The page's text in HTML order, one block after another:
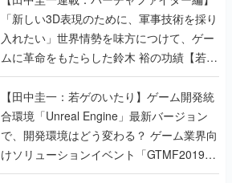
「新しい3D表現のために、軍事技術を採り
入れたい」世界情勢を味方につけて、ゲー
ムに革命をもたらした鈴木 裕の功績【若ゲ
のいたり】
【田中圭一：若ゲのいたり】ゲーム開発統
合環境「Unreal Engine」最新バージョン
で、開発環境はどう変わる？ ゲーム業界向
けソリューションイベント「GTMF2019」
に行って、より理解を深めよう【PR】